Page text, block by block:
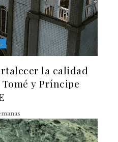
la calidad
y Príncipe